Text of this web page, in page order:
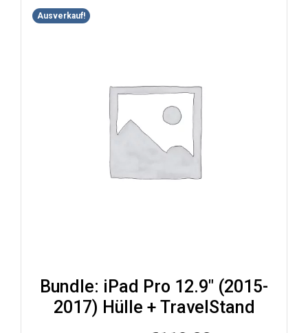
Ausverkauf!
Bundle: iPad Pro 12.9″ (2015-
2017) Hülle + TravelStand